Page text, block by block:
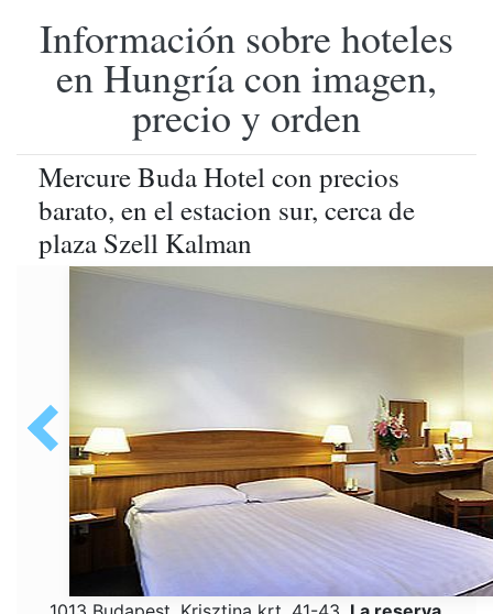
Información sobre hoteles
en Hungría con imagen,
precio y orden
Mercure Buda Hotel con precios
barato, en el estacion sur, cerca de
plaza Szell Kalman